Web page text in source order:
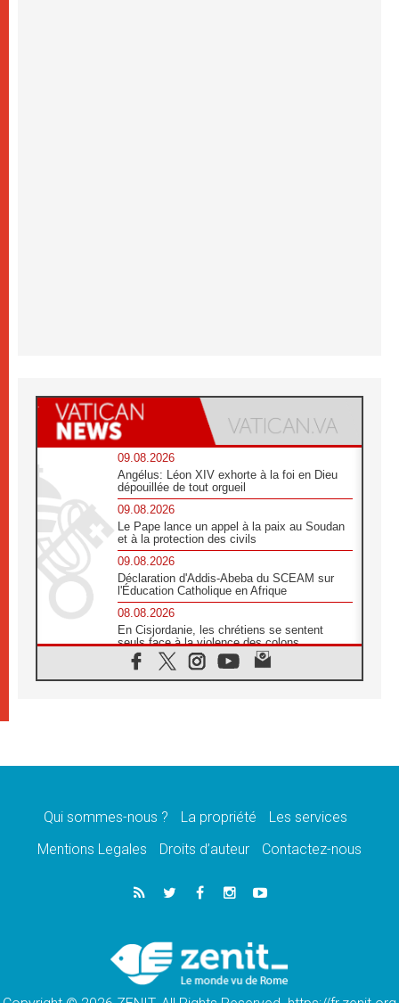
09.08.2026
Angélus: Léon XIV exhorte à la foi en Dieu
dépouillée de tout orgueil
09.08.2026
Le Pape lance un appel à la paix au Soudan
et à la protection des civils
09.08.2026
Déclaration d'Addis-Abeba du SCEAM sur
l'Éducation Catholique en Afrique
08.08.2026
En Cisjordanie, les chrétiens se sentent
seuls face à la violence des colons
08.08.2026
Léon XIV au sanctuaire de Notre Dame du
08.08.2026
08.08.2026
catholiques
Au Bangladesh, l'Église accompagne les
Dalits sur le chemin de la dignité
Philippines: le vicariat apostolique de
Calapan devient un diocèse
Qui sommes-nous ? La propriété
Les services
Mentions Legales
Droits d’auteur Contactez-nous